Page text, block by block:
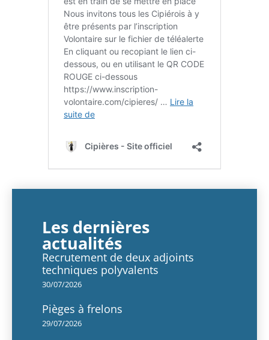
Les dernières
actualités
Recrutement de deux adjoints
techniques polyvalents
30/07/2026
Pièges à frelons
29/07/2026